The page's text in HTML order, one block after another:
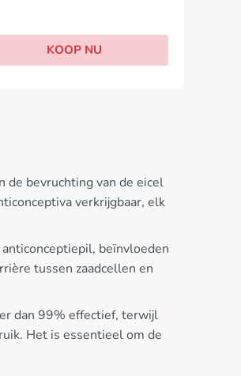
KOOP NU
de bevruchting van de eicel
verkrijgbaar, elk
beïnvloeden
tussen zaadcellen en
dan 99% effectief, terwijl
Het is essentieel om de